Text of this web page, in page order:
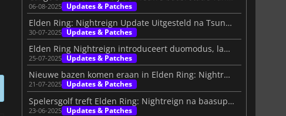
06-08-2025 Updates & Patches
Elden Ring: Nightreign Update Uitgesteld na Tsunami-alarm
30-07-2025 Updates & Patches
Elden Ring Nightreign introduceert duomodus, lancering 30 juli
25-07-2025 Updates & Patches
Nieuwe bazen komen eraan in Elden Ring: Nightreign op 31 juli
21-07-2025 Updates & Patches
Spelersgolf treft Elden Ring: Nightreign na baasupdate
23-06-2025 Updates & Patches